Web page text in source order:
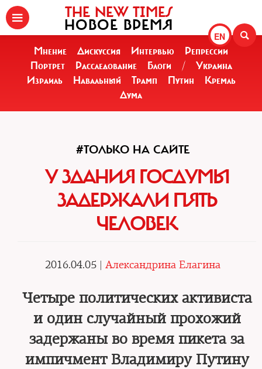
EN
THE NEW TIMES
НОВОЕ ВРЕМЯ
Мнение Дискуссия Интервью
Репрессии
Портрет
Расследование Блоги /
Украина
Израиль
Навальный Трамп Путин
Кремль
Дума
#ТОЛЬКО НА САЙТЕ
У ЗДАНИЯ ГОСДУМЫ
ЗАДЕРЖАЛИ ПЯТЬ
ЧЕЛОВЕК
2016.04.05 | Александрина Елагина
Четыре политических активиста
и один случайный прохожий
задержаны во время пикета за
импичмент Владимиру Путину